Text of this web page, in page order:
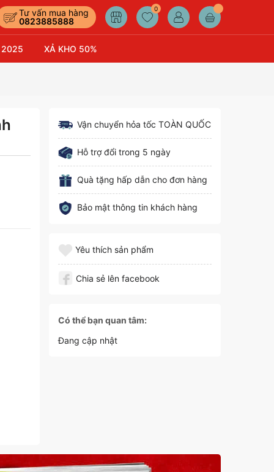
Tư vấn mua hàng
0823885888
0
2025 XẢ KHO 50%
Vận chuyển hỏa tốc TOÀN QUỐC
Hỗ trợ đổi trong 5 ngày
Quà tặng hấp dẫn cho đơn hàng
Bảo mật thông tin khách hàng
Yêu thích sản phẩm
Chia sẻ lên facebook
Có thể bạn quan tâm:
Đang cập nhật